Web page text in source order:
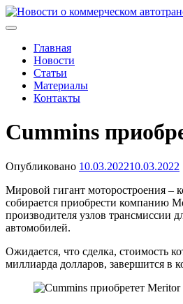
Skip
to
автомобилях и спецтехнике
Главная
Новости
Статьи
Материалы
Контакты
Cummins
Опубликовано 10.03.202210.03.2022
Мировой гигант моторостроения –
собирается приобрести компанию
производителя узлов трансмиссии
автомобилей.
Ожидается, что сделка, стоимость
миллиарда долларов, завершится в